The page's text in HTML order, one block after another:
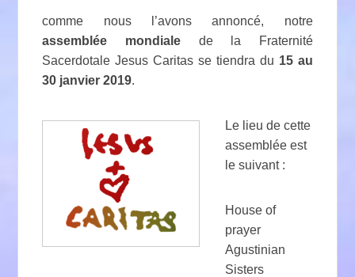
comme nous l’avons annoncé, notre
assemblée mondialede la Fraternité
Sacerdotale Jesus Caritas se tiendra du 15 au
30 janvier 2019.
Le lieu de cette
assemblée est
le suivant :
House of
prayer
Agustinian
Sisters